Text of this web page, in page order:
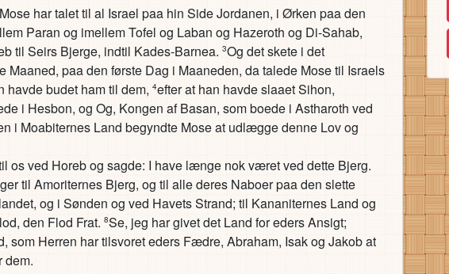
har talet til al Israel paa hin Side Jordanen, i Ørken paa den
Paran og imellem Tofel og Laban og Hazeroth og Di-Sahab,
til Seirs Bjerge, indtil Kades-Barnea. 3Og det skete i det
Maaned, paa den første Dag i Maaneden, da talede Mose til Israels
havde budet ham til dem, 4efter at han havde slaaet Sihon,
i Hesbon, og Og, Kongen af Basan, som boede i Astharoth ved
i Moabiternes Land begyndte Mose at udlægge denne Lov og
os ved Horeb og sagde: I have længe nok været ved dette Bjerg.
til Amoriternes Bjerg, og til alle deres Naboer paa den slette
og i Sønden og ved Havets Strand; til Kananiternes Land og
den Flod Frat. 8Se, jeg har givet det Land for eders Ansigt;
som Herren har tilsvoret eders Fædre, Abraham, Isak og Jakob at
dem.